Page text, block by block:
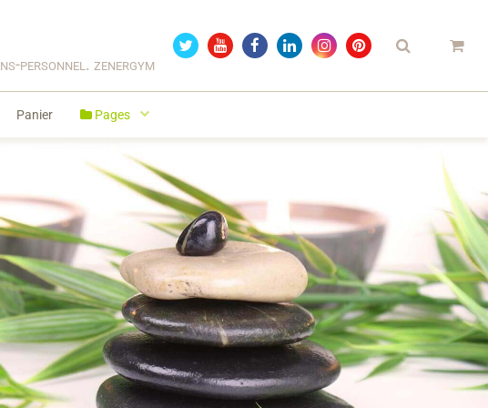
personnel. zenergym
Panier Pages